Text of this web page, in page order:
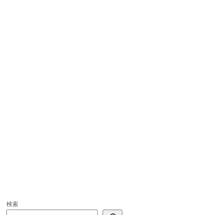
検索